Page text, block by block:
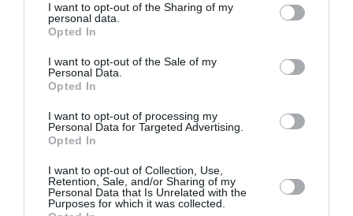
I want to opt-out of the Sharing of my
personal data.
Opted In
I want to opt-out of the Sale of my
Personal Data.
Opted In
I want to opt-out of processing my
Personal Data for Targeted Advertising.
Opted In
I want to opt-out of Collection, Use,
Retention, Sale, and/or Sharing of my
Personal Data that Is Unrelated with the
Purposes for which it was collected.
AirBida commenté :
25 janvier 2015 - 23 h 11
chaque point a son antipode. A moins que vous considériez
que le centre du monde est l’Occident de l’hémisphère nord,
en toute modestie. Mais les avions sont justement faits pour
RÉPONDRE